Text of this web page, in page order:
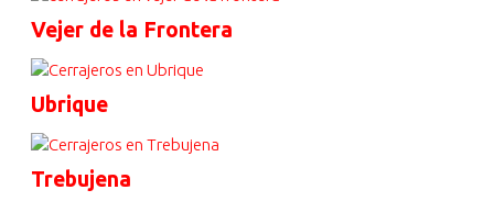
Vejer de la Frontera
Ubrique
Trebujena